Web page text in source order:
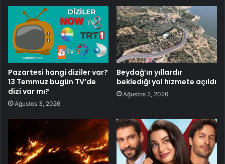
Pazartesi hangi diziler var?
13 Temmuz bugün TV’de
dizi var mı?
Ağustos 3, 2026
Beydağ’ın yıllardır
beklediği yol hizmete açıldı
Ağustos 2, 2026